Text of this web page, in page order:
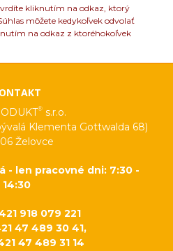
kliknutím na odkaz, ktorý
môžete kedykoľvek odvolať
na odkaz z ktoréhokoľvek
® s.r.o.
Klementa Gottwalda 68)
Želovce
- len pracovné dni: 7:30 -
14:30
918 079 221
47 489 30 41,
489 31 14